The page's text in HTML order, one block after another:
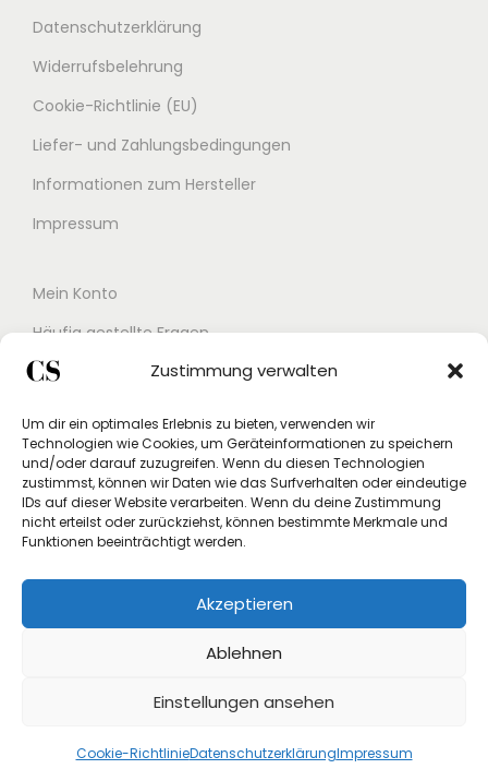
Zustimmung verwalten
Um dir ein optimales Erlebnis zu bieten, verwenden wir
Technologien wie Cookies, um Geräteinformationen zu speichern
und/oder darauf zuzugreifen. Wenn du diesen Technologien
zustimmst, können wir Daten wie das Surfverhalten oder eindeutige
IDs auf dieser Website verarbeiten. Wenn du deine Zustimmung
nicht erteilst oder zurückziehst, können bestimmte Merkmale und
Funktionen beeinträchtigt werden.
Akzeptieren
Ablehnen
Einstellungen ansehen
Cookie-RichtlinieDatenschutzerklärungImpressum
Datenschutzerklärung
Widerrufsbelehrung
Cookie-Richtlinie (EU)
Liefer- und Zahlungsbedingungen
Informationen zum Hersteller
Impressum
Mein Konto
Häufig gestellte Fragen
Kontakt
Studex App
Einverständniserklärung
Rücksendung beantragen
Vertrag widerrufen
Copyright © 2026Crystal Store Shop